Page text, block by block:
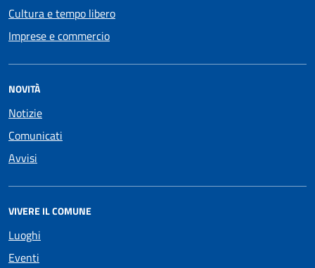
Cultura e tempo libero
Imprese e commercio
NOVITÀ
Notizie
Comunicati
Avvisi
VIVERE IL COMUNE
Luoghi
Eventi